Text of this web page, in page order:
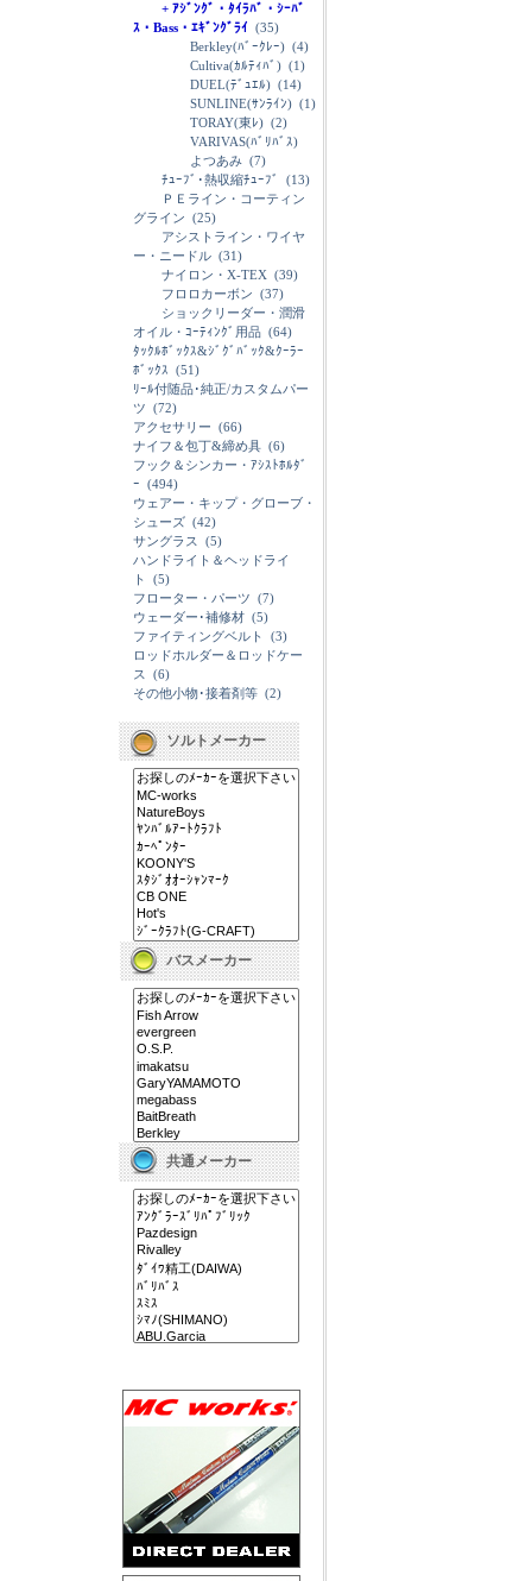
+ ｱｼﾞﾝｸﾞ・ﾀｲﾗﾊﾞ・ｼｰﾊﾞ
ｽ・Bass・ｴｷﾞﾝｸﾞﾗｲ (35)
Berkley(ﾊﾞｰｸﾚｰ) (4)
Cultiva(ｶﾙﾃｨﾊﾞ) (1)
DUEL(ﾃﾞｭｴﾙ) (14)
SUNLINE(ｻﾝﾗｲﾝ) (1)
TORAY(東ﾚ) (2)
VARIVAS(ﾊﾞﾘﾊﾞｽ)
よつあみ (7)
ﾁｭｰﾌﾞ･熱収縮ﾁｭｰﾌﾞ
(13)
ＰＥライン・コーティン
グライン (25)
アシストライン・ワイヤ
ー・ニードル (31)
ナイロン・X-TEX (39)
フロロカーボン (37)
ショックリーダー・潤滑
オイル・ｺｰﾃｨﾝｸﾞ用品 (64)
ﾀｯｸﾙﾎﾞｯｸｽ&ｼﾞｸﾞﾊﾞｯｸ&ｸｰﾗｰ
ﾎﾞｯｸｽ (51)
ﾘｰﾙ付随品･純正/カスタムパー
ツ (72)
アクセサリー (66)
ナイフ＆包丁&締め具 (6)
フック＆シンカー・ｱｼｽﾄﾎﾙﾀﾞ
ｰ (494)
ウェアー・キップ・グローブ・
シューズ (42)
サングラス
(5)
ハンドライト＆ヘッドライ
ト
(5)
フローター・パーツ (7)
ウェーダー･補修材 (5)
ファイティングベルト
(3)
ロッドホルダー＆ロッドケー
ス
(6)
その他小物･接着剤等 (2)
ソルトメーカー
バスメーカー
共通メーカー